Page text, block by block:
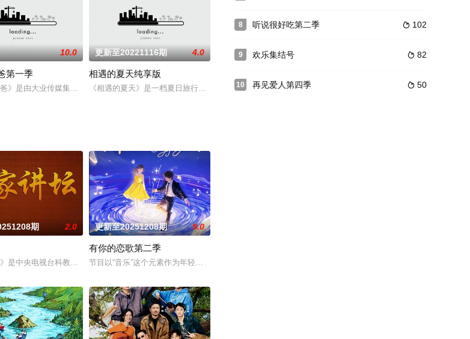
腾马丽经典舞台、爆笑互动、
，邀约热血青年共同组团，开启一段为期15天的云南自由行采风体
10.0
第一季
爸》是由大业传媒集团旗下创智传动大业广告有限公司（以下简称“大业创智”）和深圳卫视联合出品的明
更新至20221116期 4.0
相遇的夏天纯享版
《相遇的夏天》是一档夏日旅行社交真人秀，节目以“年轻活力+真实社交”为方向，选取有个性、有态度、有观
内第一档具有法律效力的排解矛盾、化解纠纷的电视节目。节目将
期 2.0
》是中央电视台科教频道（CCTV-10）2001年7月9日开播的讲座式栏目，栏目宗旨为建构时代
更新至20251208期 9.0
有你的恋歌第二季
节目以“音乐”这个元素作为年轻人社交恋爱的媒介，聚焦一群对音乐有着相同热爱的年轻人共同入住「恋恋小
8  102
听说很好吃第二季
9  82
欢乐集结号
10  50
再见爱人第四季